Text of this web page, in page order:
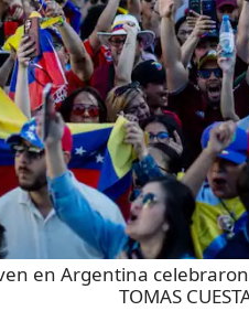
en Argentina
TOMAS